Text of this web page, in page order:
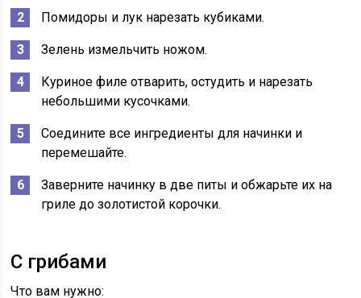
Помидоры и лук нарезать кубиками.
Зелень измельчить ножом.
Куриное филе отварить, остудить и нарезать
небольшими кусочками.
Соедините все ингредиенты для начинки и
перемешайте.
Заверните начинку в две питы и обжарьте их на
гриле до золотистой корочки.
С грибами
Что вам нужно: